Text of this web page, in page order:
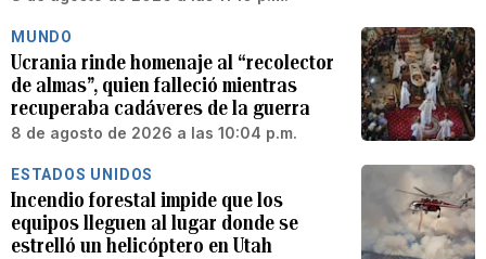
MUNDO
Ucrania rinde homenaje al “recolector
de almas”, quien falleció mientras
recuperaba cadáveres de la guerra
8 de agosto de 2026 a las 10:04 p.m.
ESTADOS UNIDOS
Incendio forestal impide que los
equipos lleguen al lugar donde se
estrelló un helicóptero en Utah